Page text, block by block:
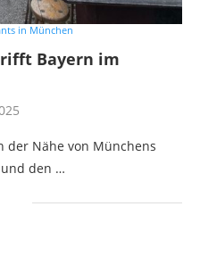
in München
Bayern im
der Nähe von Münchens
den …